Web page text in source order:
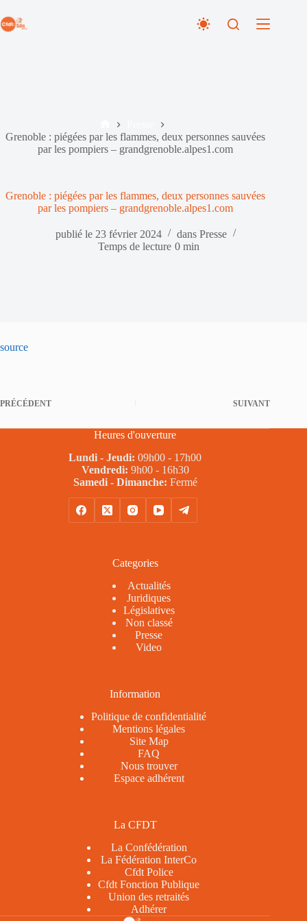
au
contenu
Accueil
Grenoble : piégées par les flammes, deux personnes sauvées
par les pompiers – grandgrenoble.alpes1.com
Grenoble : piégées par les flammes, deux personnes sauvées
par les pompiers – grandgrenoble.alpes1.com
publié le 23 février 2024 dans Presse
Temps de lecture 0 min
source
PRÉCÉDENT SUIVANT
Heures d'ouverture
Lundi - Jeudi: 09h00 - 17h00
Vendredi: 9h00 - 16h30
Samedi - Dimanche: Fermé
Categories
Actualités
Juridiques
Législatives
Non classé
Presse
Video
Information
Politique de confidentialité
Mentions légales
Site Map
FAQ
Nous trouver
Espace adhérent
La CFDT
La Confédération
La Fédération InterCo
Cfdt Police
Cfdt Fonction Publique
Union des retraités
Adhérer